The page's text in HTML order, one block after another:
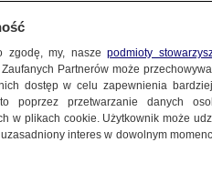
szybko i bez kasku.
liczba wypadków
zgodę, my, naszepodmioty
Partnerów może
dostęp w celu zapewnienia
poprzez przetwarzanie danych
w plikach cookie. Użytkownik może
interes w dowolnym